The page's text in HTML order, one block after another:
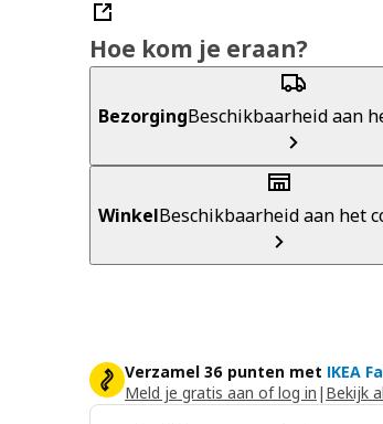
Hoe kom je eraan?
BezorgingBeschikbaarheid aan
WinkelBeschikbaarheid aan het
Verzamel 36 punten met IKEA
Meld je gratis aan of log in | Bekijk